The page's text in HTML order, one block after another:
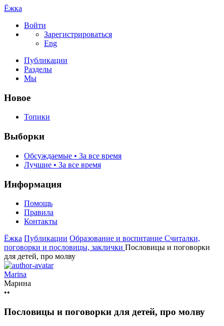
Ёжка
Войти
Зарегистрироваться
Eng
Публикации
Разделы
Мы
Новое
Топики
Выборки
Обсуждаемые • За все время
Лучшие • За все время
Информация
Помощь
Правила
Контакты
Ёжка Публикации Образование и воспитание Считалки,
поговорки и пословицы, заклички Пословицы и поговорки
для детей, про молву
Marina
Марина
••
Пословицы и поговорки для детей, про молву